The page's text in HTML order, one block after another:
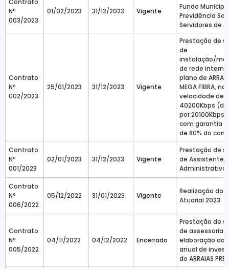
Nº
003/2023
01/02/2023 31/12/2023 Vigente
Fundo
Previdência
Servidores de
Contrato
Nº
002/2023
25/01/2023 31/12/2023 Vigente
Prestação de
de
instalação/
de rede
plano de
MEGA FIBRA, na
velocidade de
40200Kbps
por 20100Kbps
com garantia
de 80% do
Contrato
Nº
001/2023
02/01/2023 31/12/2023 Vigente
Prestação de
de Assistente
Administrativo
Contrato
Nº
006/2022
05/12/2022 31/01/2023 Vigente
Realização do
Atuarial 2023
Contrato
Nº
005/2022
04/11/2022 04/12/2022 Encerrado
Prestação de
de assessoria
elaboração da
anual de
do ARRAIAS PREV